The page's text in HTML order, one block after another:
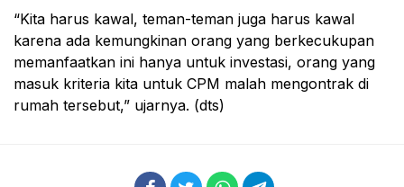
“Kita harus kawal, teman-teman juga harus kawal
karena ada kemungkinan orang yang berkecukupan
memanfaatkan ini hanya untuk investasi, orang yang
masuk kriteria kita untuk CPM malah mengontrak di
rumah tersebut,” ujarnya. (dts)